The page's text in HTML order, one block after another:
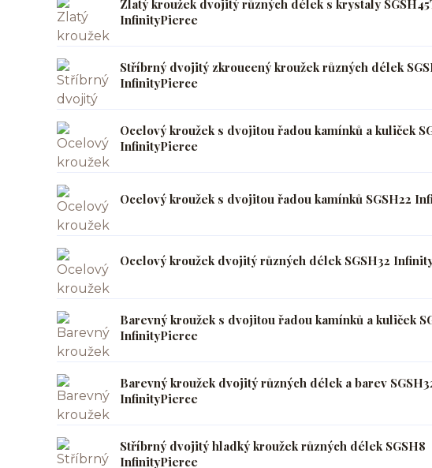
Zlatý kroužek dvojitý různých délek s krystaly
InfinityPierce
Stříbrný dvojitý zkroucený kroužek různých délek
InfinityPierce
Ocelový kroužek s dvojitou řadou kamínků a kuliček
InfinityPierce
Ocelový kroužek s dvojitou řadou kamínků SGSH22
Ocelový kroužek dvojitý různých délek SGSH32
Barevný kroužek s dvojitou řadou kamínků a kuliček
InfinityPierce
Barevný kroužek dvojitý různých délek a barev
InfinityPierce
Stříbrný dvojitý hladký kroužek různých délek SGSH8
InfinityPierce